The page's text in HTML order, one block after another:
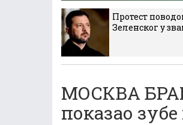
Протест
Зеленског у
МОСКВА
показао